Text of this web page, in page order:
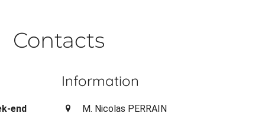
Contacts
end
Information
M. Nicolas PERRAIN